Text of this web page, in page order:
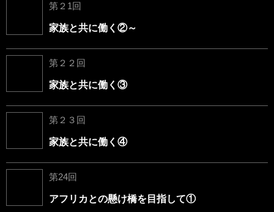
第２1回
家族と共に働く②～
第２２回
家族と共に働く③
第２３回
家族と共に働く④
第24回
アフリカとの懸け橋を目指して①